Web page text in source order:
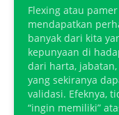
Flexing atau
mendapatkan
banyak dari kita
kepunyaan di
dari harta,
yang sekiranya
validasi. Efeknya,
“ingin memiliki”